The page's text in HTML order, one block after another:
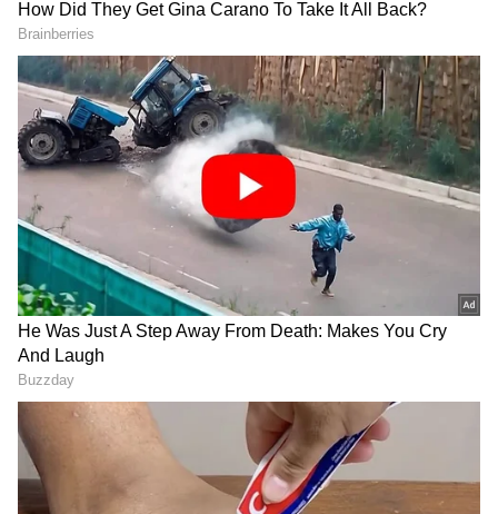
ಅದರ ನಂತರ ನಟಿ ತಮನ್ನಾ ಭಾಟಿಯಾ ಅವರು
ಫೋಟೋಗಳನ್ನು ಹಂಚಿಕೊಂಡಿದ್ದಾರೆ.